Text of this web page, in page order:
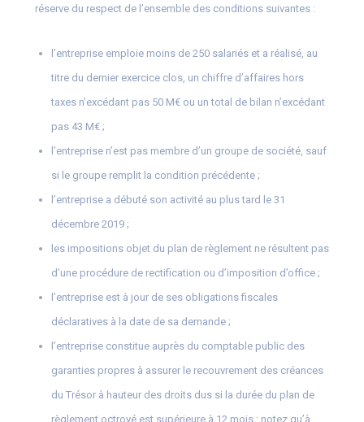
réserve du respect de l’ensemble des conditions suivantes :
l’entreprise emploie moins de 250 salariés et a réalisé, au
titre du dernier exercice clos, un chiffre d’affaires hors
taxes n’excédant pas 50 M€ ou un total de bilan n’excédant
pas 43 M€ ;
l’entreprise n’est pas membre d’un groupe de société, sauf
si le groupe remplit la condition précédente ;
l’entreprise a débuté son activité au plus tard le 31
décembre 2019 ;
les impositions objet du plan de règlement ne résultent pas
d’une procédure de rectification ou d’imposition d’office ;
l’entreprise est à jour de ses obligations fiscales
déclaratives à la date de sa demande ;
l’entreprise constitue auprès du comptable public des
garanties propres à assurer le recouvrement des créances
du Trésor à hauteur des droits dus si la durée du plan de
règlement octroyé est supérieure à 12 mois : notez qu’à